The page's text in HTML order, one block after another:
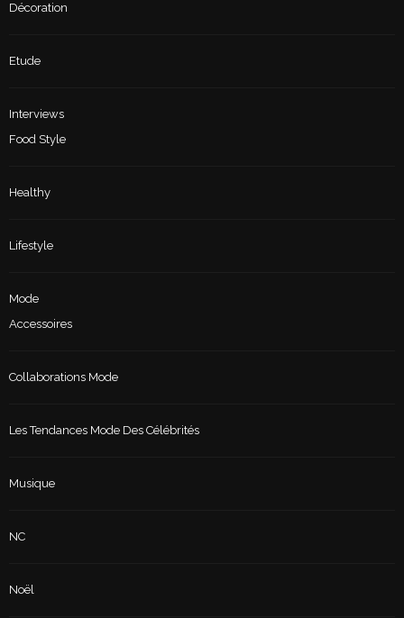
Décoration
Etude
Interviews
Food Style
Healthy
Lifestyle
Mode
Accessoires
Collaborations Mode
Les Tendances Mode Des Célébrités
Musique
NC
Noël